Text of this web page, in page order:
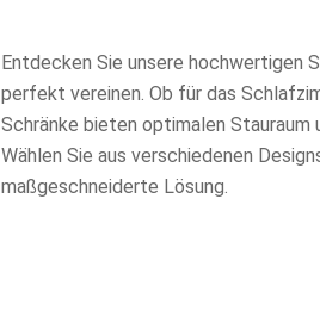
Entdecken Sie unsere hochwertigen
perfekt vereinen. Ob für das
Schränke bieten optimalen Stauraum
Wählen Sie aus verschiedenen
maßgeschneiderte Lösung.